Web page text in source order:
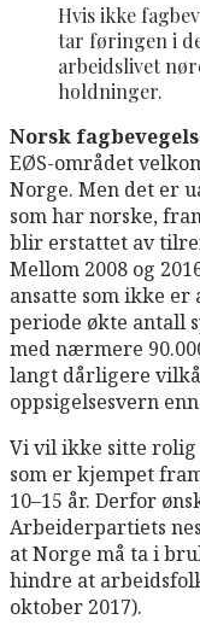
Hvis ikke
tar føringen i
arbeidslivet
holdninger.
Norsk
EØS-området
Norge. Men det er
som har norske,
blir erstattet av
Mellom 2008 og
ansatte som ikke
periode økte antall
med nærmere
langt dårligere
oppsigelsesvern
Vi vil ikke sitte rolig
som er kjempet
10–15 år. Derfor
Arbeiderpartiets
at Norge må ta i
hindre at
oktober 2017).